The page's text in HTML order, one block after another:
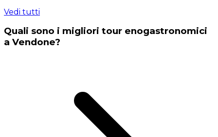
Vedi tutti
Quali sono i migliori tour enogastronomici
a Vendone?